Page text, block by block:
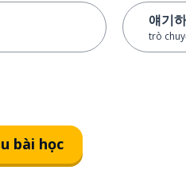
얘기
trò
bài học